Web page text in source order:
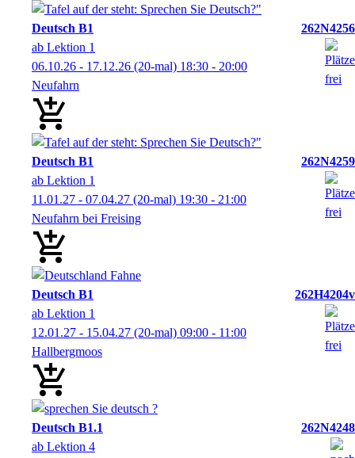
Deutsch B1
262N4256
ab Lektion 1
06.10.26 - 17.12.26 (20-mal) 18:30 - 20:00
Neufahrn
Deutsch B1
262N4259
ab Lektion 1
11.01.27 - 07.04.27 (20-mal) 19:30 - 21:00
Neufahrn bei Freising
Deutsch B1
262H4204v
ab Lektion 1
12.01.27 - 15.04.27 (20-mal) 09:00 - 11:00
Hallbergmoos
Deutsch B1.1
262N4248
ab Lektion 4